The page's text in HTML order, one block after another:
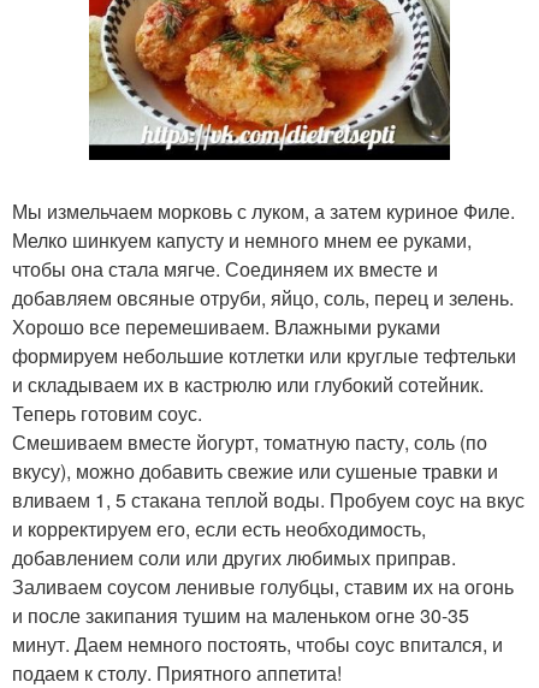
Мы измельчаем морковь с луком, а затем куриное Филе.
Мелко шинкуем капусту и немного мнем ее руками,
чтобы она стала мягче. Соединяем их вместе и
добавляем овсяные отруби, яйцо, соль, перец и зелень.
Хорошо все перемешиваем. Влажными руками
формируем небольшие котлетки или круглые тефтельки
и складываем их в кастрюлю или глубокий сотейник.
Теперь готовим соус.
Смешиваем вместе йогурт, томатную пасту, соль (по
вкусу), можно добавить свежие или сушеные травки и
вливаем 1, 5 стакана теплой воды. Пробуем соус на вкус
и корректируем его, если есть необходимость,
добавлением соли или других любимых приправ.
Заливаем соусом ленивые голубцы, ставим их на огонь
и после закипания тушим на маленьком огне 30-35
минут. Даем немного постоять, чтобы соус впитался, и
подаем к столу. Приятного аппетита!